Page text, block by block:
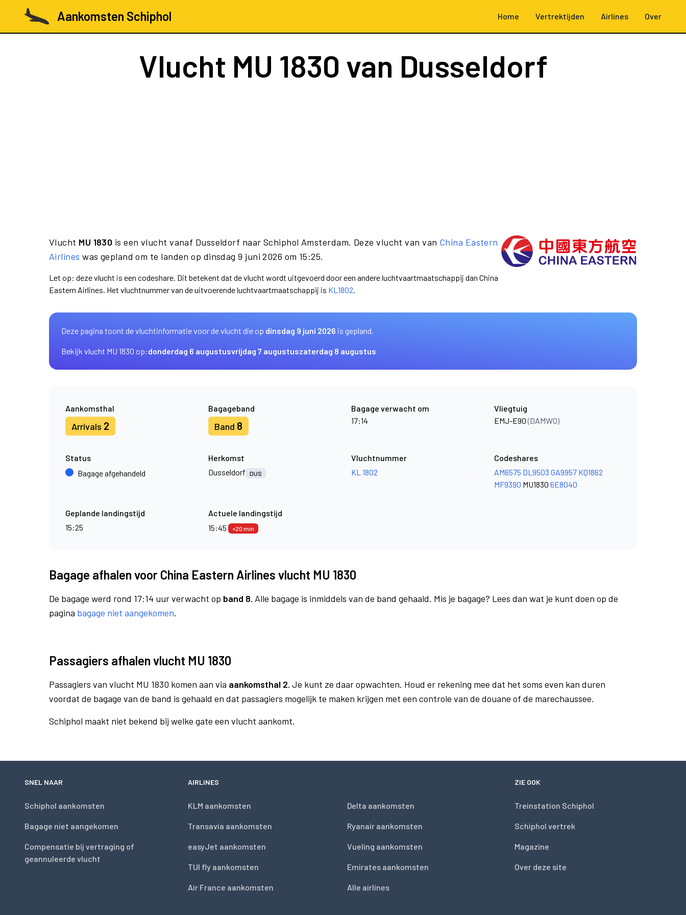
Aankomsten Schiphol Home Vertrektijden Airlines Over
Vlucht MU 1830 van Dusseldorf
Vlucht MU 1830 is een vlucht vanaf Dusseldorf naar Schiphol Amsterdam. Deze vlucht van van China Eastern
Airlines was gepland om te landen op dinsdag 9 juni 2026 om 15:25.
Let op: deze vlucht is een codeshare. Dit betekent dat de vlucht wordt uitgevoerd door een andere luchtvaartmaatschappij dan China
Eastern Airlines. Het vluchtnummer van de uitvoerende luchtvaartmaatschappij is KL1802.
Deze pagina toont de vluchtinformatie voor de vlucht die op dinsdag 9 juni 2026 is gepland.
Bekijk vlucht MU 1830 op:donderdag 6 augustusvrijdag 7 augustuszaterdag 8 augustus
Aankomsthal
Arrivals 2
Bagageband
Band 8
Bagage verwacht om
17:14
Vliegtuig
EMJ-E90(DAMWO)
Status
Bagage afgehandeld
Herkomst
Dusseldorf
DUS
Vluchtnummer
KL 1802
Codeshares
AM6575 DL9503 GA9957 KQ1862
MF9390 MU1830 6E8040
Geplande landingstijd
15:25
Actuele landingstijd
15:45
+20 min
Bagage afhalen voor China Eastern Airlines vlucht MU 1830
De bagage werd rond 17:14 uur verwacht op band 8. Alle bagage is inmiddels van de band gehaald. Mis je bagage? Lees dan wat je kunt doen op de
pagina bagage niet aangekomen.
Passagiers afhalen vlucht MU 1830
Passagiers van vlucht MU 1830 komen aan via aankomsthal 2. Je kunt ze daar opwachten. Houd er rekening mee dat het soms even kan duren
voordat de bagage van de band is gehaald en dat passagiers mogelijk te maken krijgen met een controle van de douane of de marechaussee.
Schiphol maakt niet bekend bij welke gate een vlucht aankomt.
SNEL NAAR
Schiphol aankomsten
Bagage niet aangekomen
Compensatie bij vertraging of
geannuleerde vlucht
AIRLINES
KLM aankomsten
Transavia aankomsten
easyJet aankomsten
TUI fly aankomsten
Air France aankomsten
Delta aankomsten
Ryanair aankomsten
Vueling aankomsten
Emirates aankomsten
Alle airlines
ZIE OOK
Treinstation Schiphol
Schiphol vertrek
Magazine
Over deze site